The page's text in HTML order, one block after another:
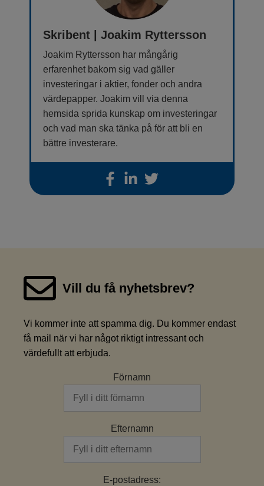
Skribent | Joakim Ryttersson
Joakim Ryttersson har mångårig
erfarenhet bakom sig vad gäller
investeringar i aktier, fonder och andra
värdepapper. Joakim vill via denna
hemsida sprida kunskap om investeringar
och vad man ska tänka på för att bli en
bättre investerare.
Vill du få nyhetsbrev?
Vi kommer inte att spamma dig. Du kommer endast
få mail när vi har något riktigt intressant och
värdefullt att erbjuda.
Förnamn
Efternamn
E-postadress: